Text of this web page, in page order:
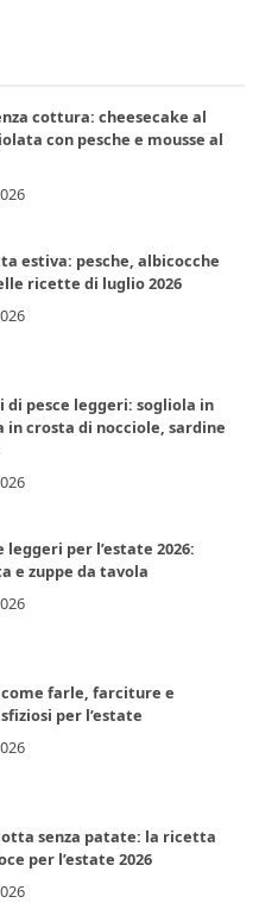
cottura: cheesecake al
con pesche e mousse al
estiva: pesche, albicocche
ricette di luglio 2026
di pesce leggeri: sogliola in
crosta di nocciole, sardine
per l’estate 2026:
e zuppe da tavola
come farle, farciture e
per l’estate
senza patate: la ricetta
per l’estate 2026